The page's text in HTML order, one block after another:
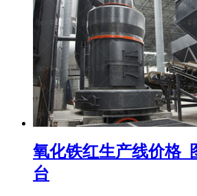
氧化铁红生产线价格_
台